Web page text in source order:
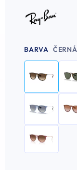
BARVA ČERNÁ